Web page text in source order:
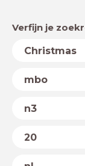
Verfijn je
VakChristmas
Schooltype
mbo
Niveau
n3
Jaar
20
Land